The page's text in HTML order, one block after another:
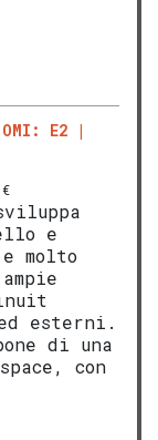
E2
e
molto
esterni.
di una
con